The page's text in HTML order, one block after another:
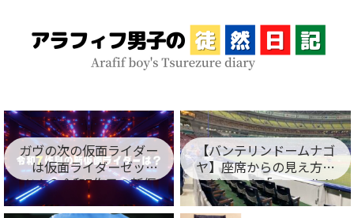
ガヴの次の仮面ライダー
は仮面ライダーゼッ
ツ！？令和7作目の新仮
面ライダー名が判明！
【バンテリンドームナゴ
ヤ】座席からの見え方を
レビュー！「フィールド
シート編」